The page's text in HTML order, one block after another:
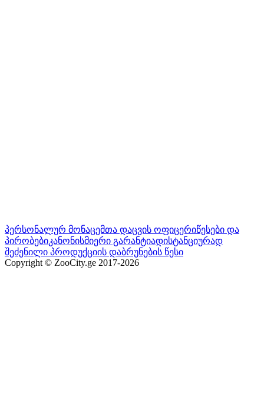
პერსონალურ მონაცემთა დაცვის ოფიცერიწესები და
პირობებიკანონისმიერი გარანტიადისტანციურად
შეძენილი პროდუქციის დაბრუნების წესი
Copyright © ZooCity.ge 2017-2026